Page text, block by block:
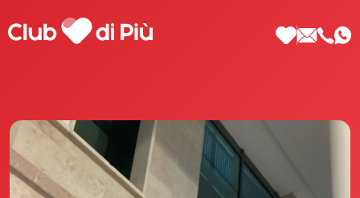
Scopri Club di Più